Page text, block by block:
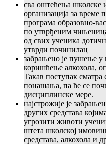
сва оштећења школске
организација за време
програма образовно-
по утврђеним
од свих ученика
утврди починилац
забрањено је пушење
коришћење алкохола,
Такав поступак
понашања, па ће се
дисциплинске мере.
најстрожије је
других средстава
угрозити животи
штета школској
средстава, алкохола и